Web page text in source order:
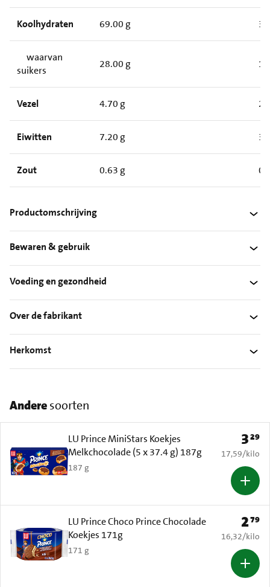
Koolhydraten 69.00 g
waarvan
suikers
28.00 g
Vezel 4.70 g
Eiwitten 7.20 g
Zout 0.63 g
Productomschrijving
Bewaren & gebruik
Voeding en gezondheid
Over de fabrikant
Herkomst
Anderesoorten
LU Prince MiniStars Koekjes
Melkchocolade (5 x 37.4 g) 187g
187 g
Prijs:
329
€ 17,59 per
17,59/kilo
LU Prince Choco Prince Chocolade
Koekjes 171g
171 g
Prijs:
279
€ 16,32 per
16,32/kilo